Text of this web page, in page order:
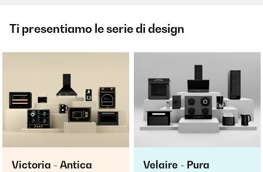
Ti presentiamo le serie di design
Victoria - Antica
Velaire - Pura